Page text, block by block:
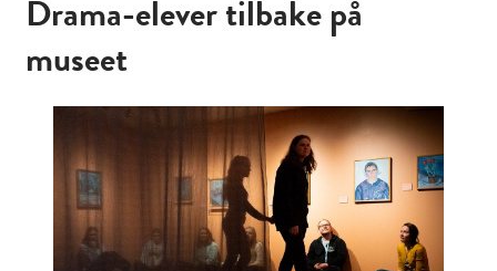
Drama-elever tilbake på
museet